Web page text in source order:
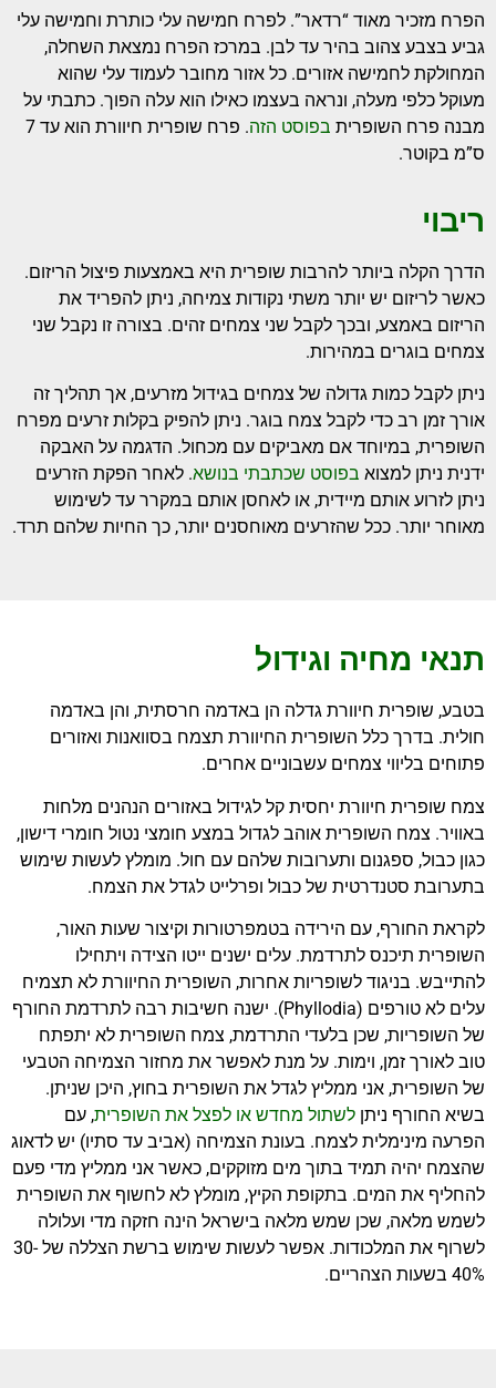
הפרח מזכיר מאוד “רדאר”. לפרח חמישה עלי כותרת וחמישה עלי
גביע בצבע צהוב בהיר עד לבן. במרכז הפרח נמצאת השחלה,
המחולקת לחמישה אזורים. כל אזור מחובר לעמוד עלי שהוא
מעוקל כלפי מעלה, ונראה בעצמו כאילו הוא עלה הפוך. כתבתי על
מבנה פרח השופרית בפוסט הזה
. פרח שופרית חיוורת הוא עד 7
ס”מ בקוטר.
ריבוי
הדרך הקלה ביותר להרבות שופרית היא באמצעות פיצול הריזום.
כאשר לריזום יש יותר משתי נקודות צמיחה, ניתן להפריד את
הריזום באמצע, ובכך לקבל שני צמחים זהים. בצורה זו נקבל שני
צמחים בוגרים במהירות.
ניתן לקבל כמות גדולה של צמחים בגידול מזרעים, אך תהליך זה
אורך זמן רב כדי לקבל צמח בוגר. ניתן להפיק בקלות זרעים מפרח
השופרית, במיוחד אם מאביקים עם מכחול. הדגמה על האבקה
ידנית ניתן למצוא בפוסט שכתבתי בנושא. לאחר הפקת הזרעים
ניתן לזרוע אותם מיידית, או לאחסן אותם במקרר עד לשימוש
מאוחר יותר. ככל שהזרעים מאוחסנים יותר, כך החיות שלהם תרד.
תנאי מחיה וגידול
בטבע, שופרית חיוורת גדלה הן באדמה חרסתית, והן באדמה
חולית. בדרך כלל השופרית החיוורת תצמח בסוואנות ואזורים
פתוחים בליווי צמחים עשבוניים אחרים.
צמח שופרית חיוורת יחסית קל לגידול באזורים הנהנים מלחות
באוויר. צמח השופרית אוהב לגדול במצע חומצי נטול חומרי דישון,
כגון כבול, ספגנום ותערובות שלהם עם חול. מומלץ לעשות שימוש
בתערובת סטנדרטית של כבול ופרלייט לגדל את הצמח.
לקראת החורף, עם הירידה בטמפרטורות וקיצור שעות האור,
השופרית תיכנס לתרדמת. עלים ישנים ייטו הצידה ויתחילו
להתייבש. בניגוד לשופריות אחרות, השופרית החיוורת לא תצמיח
עלים לא טורפים (Phyllodia). ישנה חשיבות רבה לתרדמת החורף
של השופריות, שכן בלעדי התרדמת, צמח השופרית לא יתפתח
טוב לאורך זמן, וימות. על מנת לאפשר את מחזור הצמיחה הטבעי
של השופרית, אני ממליץ לגדל את השופרית בחוץ, היכן שניתן.
בשיא החורף ניתן לשתול מחדש או לפצל את השופרית, עם
הפרעה מינימלית לצמח. בעונת הצמיחה (אביב עד סתיו) יש לדאוג
שהצמח יהיה תמיד בתוך מים מזוקקים, כאשר אני ממליץ מדי פעם
להחליף את המים. בתקופת הקיץ, מומלץ לא לחשוף את השופרית
לשמש מלאה, שכן שמש מלאה בישראל הינה חזקה מדי ועלולה
לשרוף את המלכודות. אפשר לעשות שימוש ברשת הצללה של 30-
40% בשעות הצהריים.